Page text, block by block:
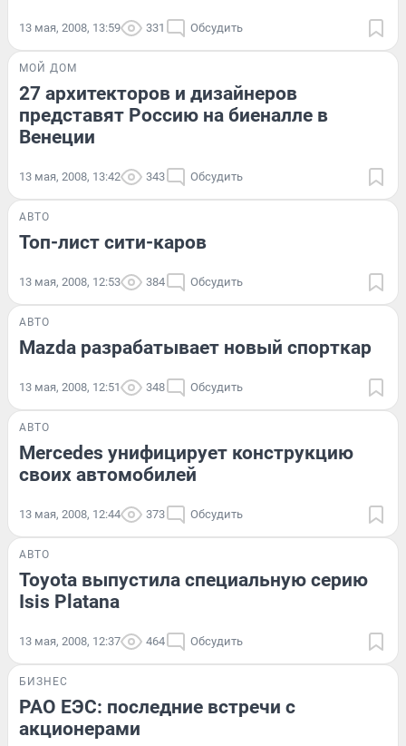
13 мая, 2008, 13:59 331 Обсудить
МОЙ ДОМ
27 архитекторов и дизайнеров
представят Россию на биеналле в
Венеции
13 мая, 2008, 13:42 343 Обсудить
АВТО
Топ-лист сити-каров
13 мая, 2008, 12:53 384 Обсудить
АВТО
Mazda разрабатывает новый спорткар
13 мая, 2008, 12:51 348 Обсудить
АВТО
Mercedes унифицирует конструкцию
своих автомобилей
13 мая, 2008, 12:44 373 Обсудить
АВТО
Toyota выпустила специальную серию
Isis Platana
13 мая, 2008, 12:37 464 Обсудить
БИЗНЕС
РАО ЕЭС: последние встречи с
акционерами